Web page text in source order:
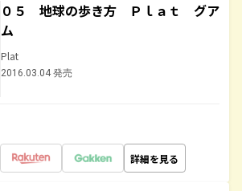
０５ 地球の歩き方 Ｐｌａｔ グア
ム
Plat
2016.03.04 発売
詳細を見る